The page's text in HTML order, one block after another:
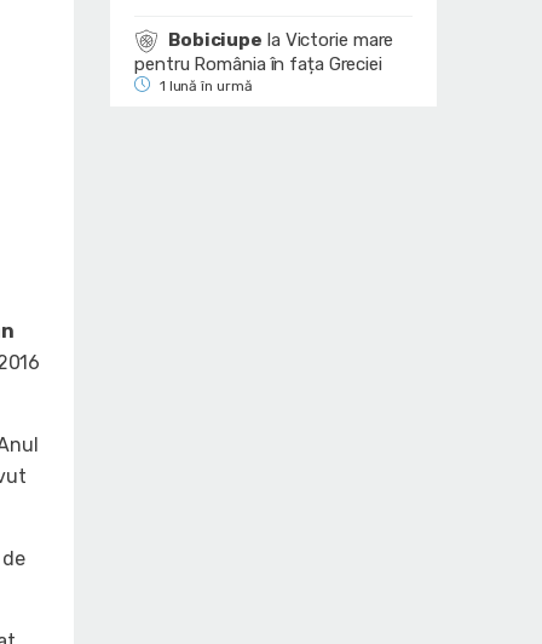
Bobiciupe la Victorie mare
pentru România în fața Greciei
1 lună în urmă